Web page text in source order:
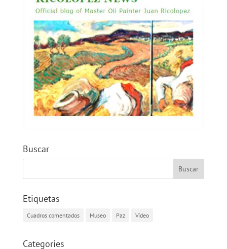
Buscar
Etiquetas
Cuadros comentados Museo Paz Vídeo
Categories